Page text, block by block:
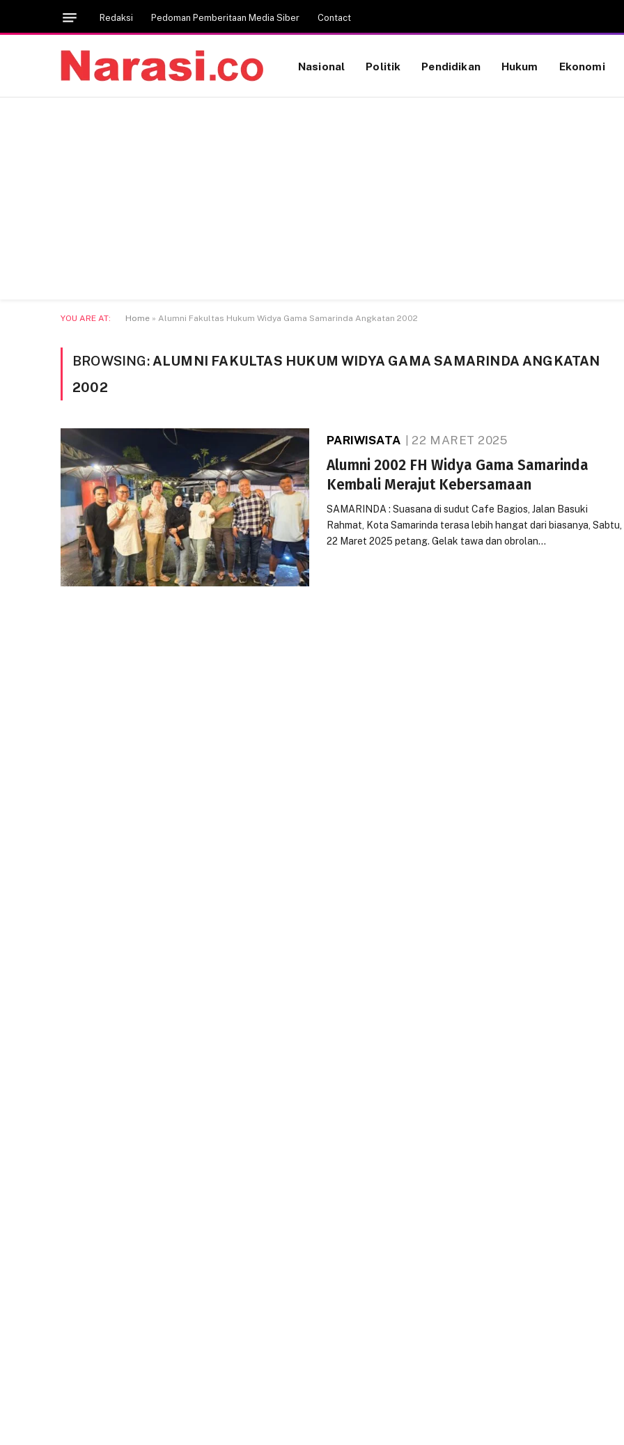
Redaksi Pedoman Pemberitaan Media Siber Contact
Nasional Politik Pendidikan Hukum Ekonomi
YOU ARE AT: Home » Alumni Fakultas Hukum Widya Gama Samarinda Angkatan 2002
BROWSING: ALUMNI FAKULTAS HUKUM WIDYA GAMA SAMARINDA ANGKATAN
2002
PARIWISATA 22 MARET 2025
Alumni 2002 FH Widya Gama Samarinda
Kembali Merajut Kebersamaan
SAMARINDA : Suasana di sudut Cafe Bagios, Jalan Basuki
Rahmat, Kota Samarinda terasa lebih hangat dari biasanya, Sabtu,
22 Maret 2025 petang. Gelak tawa dan obrolan…